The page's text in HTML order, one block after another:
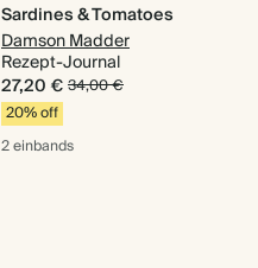
Sardines & Tomatoes
Damson Madder
Rezept-Journal
27,20 €34,00 €
20% off
2 einbands